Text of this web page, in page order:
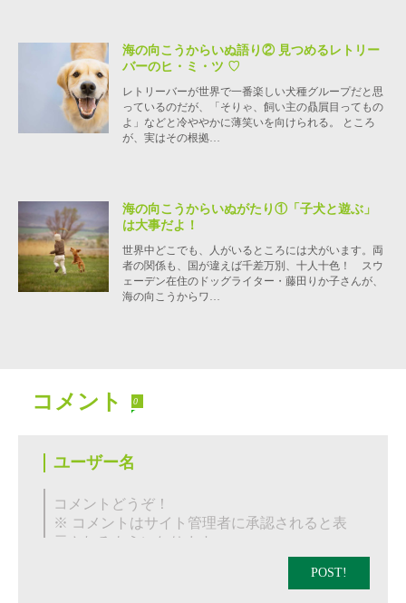
海の向こうからいぬ語り② 見つめるレトリー
バーのヒ・ミ・ツ ♡
レトリーバーが世界で一番楽しい犬種グループだと思
っているのだが、「そりゃ、飼い主の贔屓目ってもの
よ」などと冷ややかに薄笑いを向けられる。 ところ
が、実はその根拠…
海の向こうからいぬがたり①「子犬と遊ぶ」
は大事だよ！
世界中どこでも、人がいるところには犬がいます。両
者の関係も、国が違えば千差万別、十人十色！ スウ
ェーデン在住のドッグライター・藤田りか子さんが、
海の向こうからワ…
コメント 0
POST!